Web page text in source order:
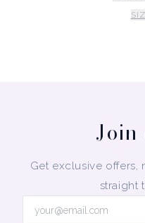
Get exclusive offers,
straight